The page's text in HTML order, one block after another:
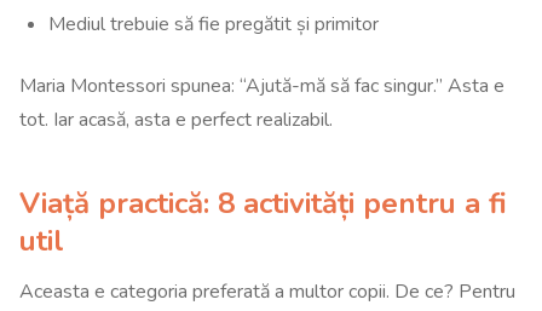
Mediul trebuie să fie pregătit și primitor
Maria Montessori spunea: “Ajută-mă să fac singur.” Asta e
tot. Iar acasă, asta e perfect realizabil.
Viață practică: 8 activități pentru a fi
util
Aceasta e categoria preferată a multor copii. De ce? Pentru